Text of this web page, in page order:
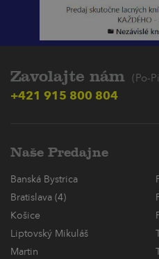
Zavolajte nám (Po-
+421 915 800 804
Naše Predajne
Banská Bystrica
Bratislava (4)
Košice
Liptovský Mikuláš
Martin